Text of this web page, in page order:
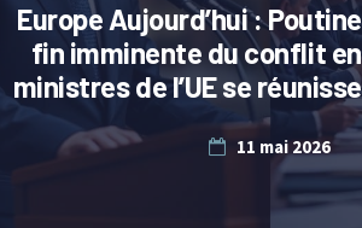
Europe Aujourd’hui :
fin imminente du conflit
ministres de l’UE se
11 mai 2026